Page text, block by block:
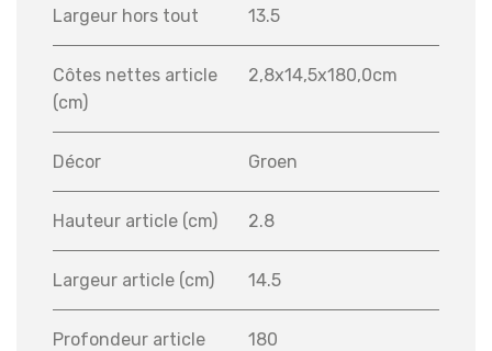
Largeur hors tout 13.5
Côtes nettes article
(cm)
2,8x14,5x180,0cm
Décor Groen
Hauteur article (cm) 2.8
Largeur article (cm) 14.5
Profondeur article
180